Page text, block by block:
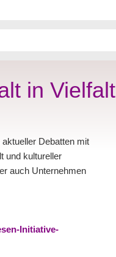
in Vielfalt
Debatten mit
und kultureller
auch Unternehmen
Initiative-